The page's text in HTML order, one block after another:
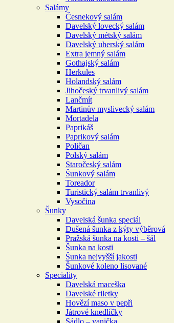
Salámy
Česnekový salám
Davelský lovecký salám
Davelský métský salám
Davelský uherský salám
Extra jemný salám
Gothajský salám
Herkules
Holandský salám
Jihočeský trvanlivý salám
Lančmít
Martinův myslivecký salám
Mortadela
Paprikáš
Paprikový salám
Poličan
Polský salám
Staročeský salám
Šunkový salám
Toreador
Turistický salám trvanlivý
Vysočina
Šunky
Davelská šunka speciál
Dušená šunka z kýty výběrová
Pražská šunka na kosti – šál
Šunka na kosti
Šunka nejvyšší jakosti
Šunkové koleno lisované
Speciality
Davelská maceška
Davelské riletky
Hovězí maso v pepři
Játrové knedlíčky